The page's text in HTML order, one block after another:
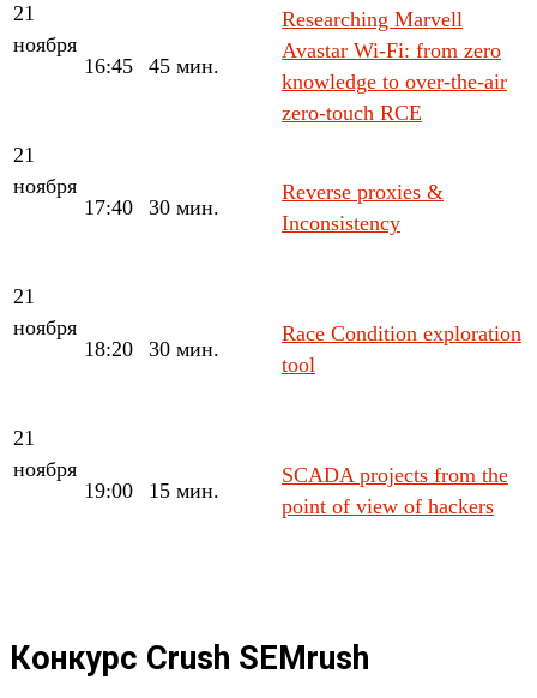
21
ноября
16:45
45 мин.
Researching Marvell
Avastar Wi-Fi: from zero
knowledge to over-the-air
zero-touch RCE
21
ноября
17:40
30 мин.
Reverse proxies &
Inconsistency
21
ноября
18:20
30 мин.
Race Condition exploration
tool
21
ноября
19:00
15 мин.
SCADA projects from the
point of view of hackers
Конкурс Crush SEMrush